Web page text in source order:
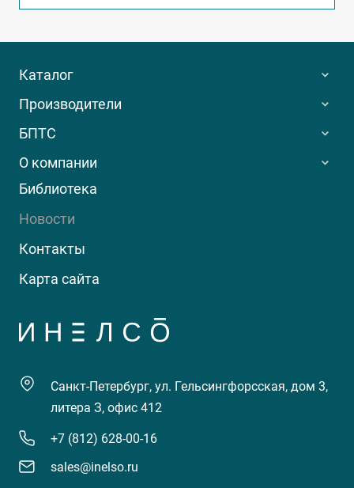
Каталог
Производители
БПТС
О компании
Библиотека
Новости
Контакты
Карта сайта
Санкт-Петербург, ул. Гельсингфорсская, дом 3,
литера З, офис 412
+7 (812) 628-00-16
sales@inelso.ru